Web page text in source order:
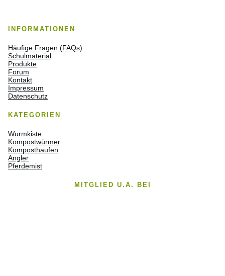
INFORMATIONEN
Häufige Fragen (FAQs)
Schulmaterial
Produkte
Forum
Kontakt
Impressum
Datenschutz
KATEGORIEN
Wurmkiste
Kompostwürmer
Komposthaufen
Angler
Pferdemist
MITGLIED U.A. BEI